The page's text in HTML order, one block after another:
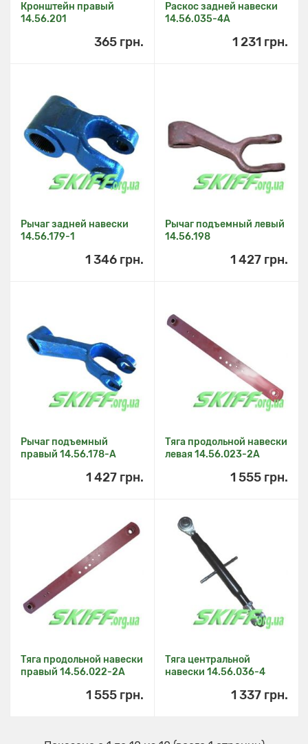
Кронштейн правый
14.56.201
365 грн.
Раскос задней навески
14.56.035-4А
1 231 грн.
Рычаг задней навески
14.56.179-1
1 346 грн.
Рычаг подъемный левый
14.56.198
1 427 грн.
Рычаг подъемный
правый 14.56.178-А
1 427 грн.
Тяга продольной навески
левая 14.56.023-2А
1 555 грн.
Тяга продольной навески
правый 14.56.022-2А
1 555 грн.
Тяга центральной
навески 14.56.036-4
1 337 грн.